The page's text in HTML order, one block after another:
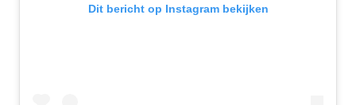
Dit bericht op Instagram bekijken